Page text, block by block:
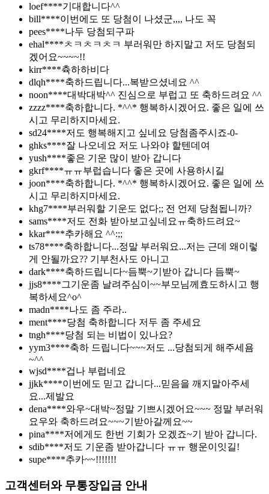
loef****기대합니다^^
bill****이번에도 또 당첨이 나셨군,,,, 나도 꼭
pees****나두 당첨되구파
ehal****ㅊㅋㅊㅋㅊㅋ 부러워만 하지말고 저도 당첨되
겠어요~~~~!!
kirr****츅하하비다
dlqh****축하드립니다...복받으셨네요 ^^
noon****대박대박^^ 진심으로 부럽고 또 축하드려요 ^^
zzzz****축하합니다. *^^* 행복하시겠어요. 좋은 일에 쓰
시고 무리하지마세요.
sd24****저도 행복해지고 싶네요 당첨좀주시죠-0-
ghks****잘 나오네요 저도 나와야 할텐데여
yush****좋은 기운 많이 받아 갑니다
gkrf****ㅠㅠ부럽습니다 좋은 곳에 사용하시길
joon****축하합니다. *^^* 행복하시겠어요. 좋은 일에 쓰
시고 무리하지마세요.
khg7****부러워할 기운도 없다;; 전 언제 당첨됩니까?
sams****저도 전화 받아보고싶네요ㅠ축하드려요~
kkar****추카해요 ^^:;;
ts78****축하합니다...정말 부러워요...저는 근데 왜이렇
게 안될까요?? 기부천사도 아니고
dark****축하드립니다~듬뿍~기받아 갑니다 듬뿍~
jjs8****그기운좀 날려주심이~~부모님께효도하시고 행
복하세요^o^
madn****나도 좀 주라..
ment****당첨 축하합니다 저두 좀 주세요
tngh****당첨 되는 비법이 있나요?
yym3****축하 드립니다~~~저도 ...당첨되게 해주세욤
~^^
wjsd****겁나 부럽네요
jjkk****이번에도 믿고 갑니다...믿음을 깨지말아주세
요...제발요
dena****와우~대박~정말 기쁘시겠어요~~~ 정말 부러워
요우와 축하드려요~~~기받아갈께요~~
pina****저에게도 한번 기회가 오겠죠~기 받아 갑니다.
sdib****저도 기운좀 받아갑니다 ㅠㅠ 행운이잇길!
supe****추카~~!!!!!!!
고객센터와 무통장입금 안내